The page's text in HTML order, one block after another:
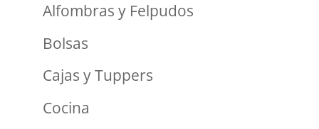
Alfombras y Felpudos
Bolsas
Cajas y Tuppers
Cocina